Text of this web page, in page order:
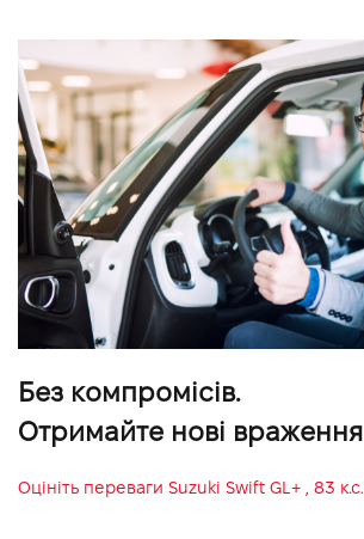
Без компромісів.
Отримайте нові враження
Оцініть переваги Suzuki Swift GL+ , 83 к.с.